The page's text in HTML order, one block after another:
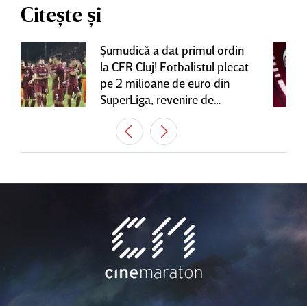
Citește și
Şumudică a dat primul ordin
la CFR Cluj! Fotbalistul plecat
pe 2 milioane de euro din
SuperLiga, revenire de
senzaţie în Gruia